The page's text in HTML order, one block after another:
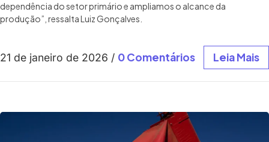
dependência do setor primário e ampliamos o alcance da
produção”, ressalta Luiz Gonçalves.
21 de janeiro de 2026 / 0 Comentários Leia Mais